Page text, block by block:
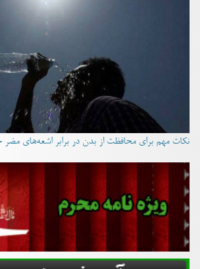
نکات مهم برای محافظت از بدن در برابر اشعه‌های مضر